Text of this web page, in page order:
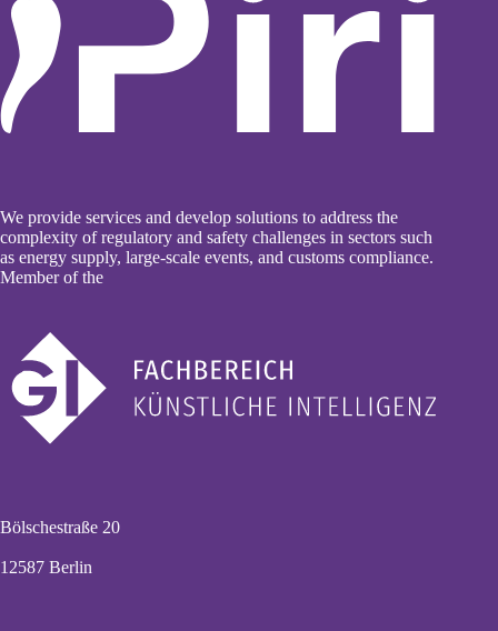
We provide services and develop solutions to address the
complexity of regulatory and safety challenges in sectors such
as energy supply, large-scale events, and customs compliance.
Member of the
Bölschestraße 20
12587 Berlin